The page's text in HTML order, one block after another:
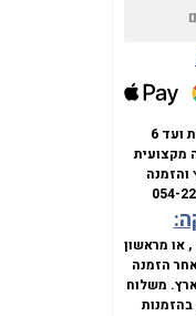
אשראי עד 8 תשלומים בסליקה בחנות ועד 6
מקצועית
והזמנה
054-
ממחסן ראשי ,שפירא 35 לוד , או מראשון
הזמנה
משלוח
בהזמנות